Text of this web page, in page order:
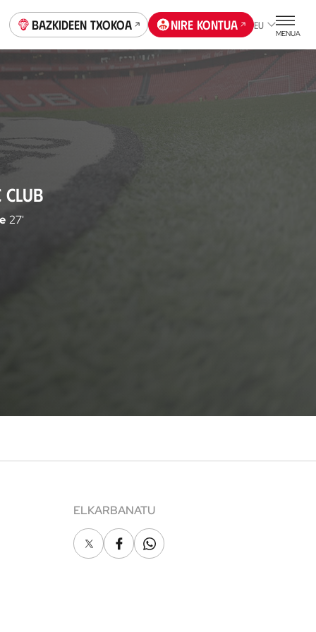
Bazkideen Txokoa Nire kontua EU
MENUA
CLUB
27'
ELKARBANATU
X FacebookWhatsapp